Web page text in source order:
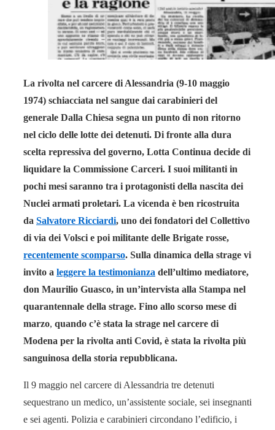
La rivolta nel carcere di Alessandria (9-10 maggio
1974) schiacciata nel sangue dai carabinieri del
generale Dalla Chiesa segna un punto di non ritorno
nel ciclo delle lotte dei detenuti. Di fronte alla dura
scelta repressiva del governo, Lotta Continua decide di
liquidare la Commissione Carceri. I suoi militanti in
pochi mesi saranno tra i protagonisti della nascita dei
Nuclei armati proletari. La vicenda è ben ricostruita
da Salvatore Ricciardi, uno dei fondatori del Collettivo
di via dei Volsci e poi militante delle Brigate rosse,
recentemente scomparso. Sulla dinamica della strage vi
invito a leggere la testimonianza dell’ultimo mediatore,
don Maurilio Guasco, in un’intervista alla Stampa nel
quarantennale della strage. Fino allo scorso mese di
marzo, quando c’è stata la strage nel carcere di
Modena per la rivolta anti Covid, è stata la rivolta più
sanguinosa della storia repubblicana.
Il 9 maggio nel carcere di Alessandria tre detenuti
sequestrano un medico, un’assistente sociale, sei insegnanti
e sei agenti. Polizia e carabinieri circondano l’edificio, i